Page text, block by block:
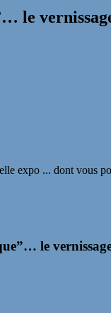
le
expo ... dont vous
le